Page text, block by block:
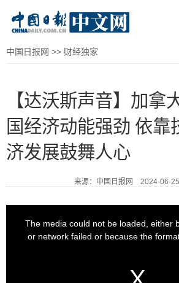
中国日报网 >> 财经独家
【达沃斯声音】加拿
国经济动能强劲 依靠
济发展鼓舞人心
来源：中国日报网 2024-06-